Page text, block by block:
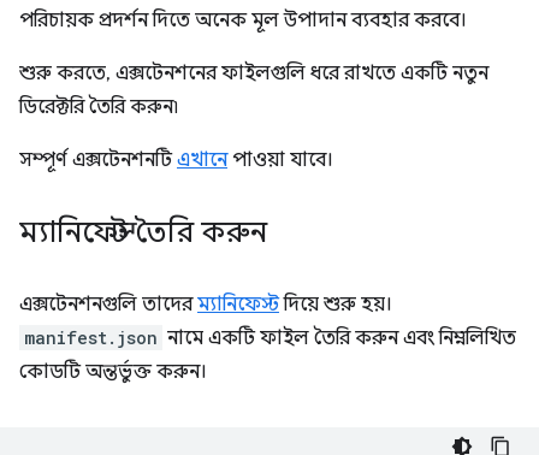
পরিচায়ক প্রদর্শন দিতে অনেক মূল উপাদান ব্যবহার করবে।
শুরু করতে, এক্সটেনশনের ফাইলগুলি ধরে রাখতে একটি নতুন
ডিরেক্টরি তৈরি করুন৷
সম্পূর্ণ এক্সটেনশনটিএখানেপাওয়া যাবে।
ম্যানিফেস্ট তৈরি করুন
এক্সটেনশনগুলি তাদেরম্যানিফেস্টদিয়ে শুরু হয়।
manifest.json নামে একটি ফাইল তৈরি করুন এবং নিম্নলিখিত
কোডটি অন্তর্ভুক্ত করুন।